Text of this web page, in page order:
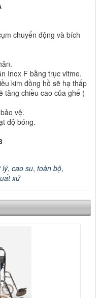
chuyển động và bích
Inox F bằng trục vitme.
kim đồng hồ sẽ hạ thấp
tăng chiều cao của ghế (
vệ.
độ bóng.
lý, cao su, toàn bộ,
xứ